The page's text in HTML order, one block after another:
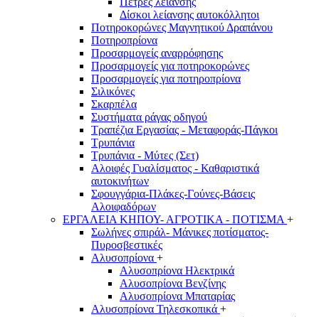
Δίσκοι λείανσης αυτοκόλλητοι
Ποτηροκορώνες Μαγνητικού Δραπάνου
Ποτηροπρίονα
Προσαρμογείς αναρρόφησης
Προσαρμογείς για ποτηροκορώνες
Προσαρμογείς για ποτηροπρίονα
Σιλικόνες
Σκαρπέλα
Συστήματα ράγας οδηγού
Τραπέζια Εργασίας - Μεταφοράς-Πάγκοι
Τρυπάνια
Τρυπάνια - Μύτες (Σετ)
Αλοιφές Γυαλίσματος - Καθαριστικά
αυτοκινήτων
Σφουγγάρια-Πλάκες-Γούνες-Βάσεις
Αλοιφαδόρων
ΕΡΓΑΛΕΙΑ ΚΗΠΟΥ- ΑΓΡΟΤΙΚΑ - ΠΟΤΙΣΜΑ +
Σωλήνες σπιράλ- Μάνικες ποτίσματος-
Πυροσβεστικές
Αλυσοπρίονα +
Αλυσοπρίονα Ηλεκτρικά
Αλυσοπρίονα Βενζίνης
Αλυσοπρίονα Μπαταρίας
Αλυσοπρίονα Τηλεσκοπικά +